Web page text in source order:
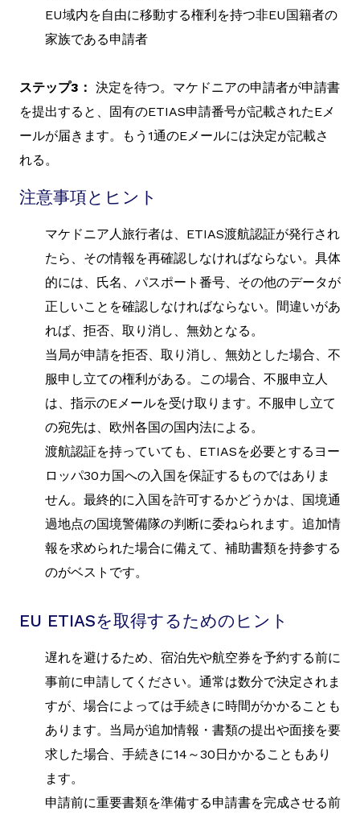
EU域内を自由に移動する権利を持つ非EU国籍者の
家族である申請者
ステップ3： 決定を待つ。マケドニアの申請者が申請書
を提出すると、固有のETIAS申請番号が記載されたEメ
ールが届きます。もう1通のEメールには決定が記載さ
れる。
注意事項とヒント
マケドニア人旅行者は、ETIAS渡航認証が発行され
たら、その情報を再確認しなければならない。具体
的には、氏名、パスポート番号、その他のデータが
正しいことを確認しなければならない。間違いがあ
れば、拒否、取り消し、無効となる。
当局が申請を拒否、取り消し、無効とした場合、不
服申し立ての権利がある。この場合、不服申立人
は、指示のEメールを受け取ります。不服申し立て
の宛先は、欧州各国の国内法による。
渡航認証を持っていても、ETIASを必要とするヨー
ロッパ30カ国への入国を保証するものではありま
せん。最終的に入国を許可するかどうかは、国境通
過地点の国境警備隊の判断に委ねられます。追加情
報を求められた場合に備えて、補助書類を持参する
のがベストです。
EU ETIASを取得するためのヒント
遅れを避けるため、宿泊先や航空券を予約する前に
事前に申請してください。通常は数分で決定されま
すが、場合によっては手続きに時間がかかることも
あります。当局が追加情報・書類の提出や面接を要
求した場合、手続きに14～30日かかることもあり
ます。
申請前に重要書類を準備する申請書を完成させる前